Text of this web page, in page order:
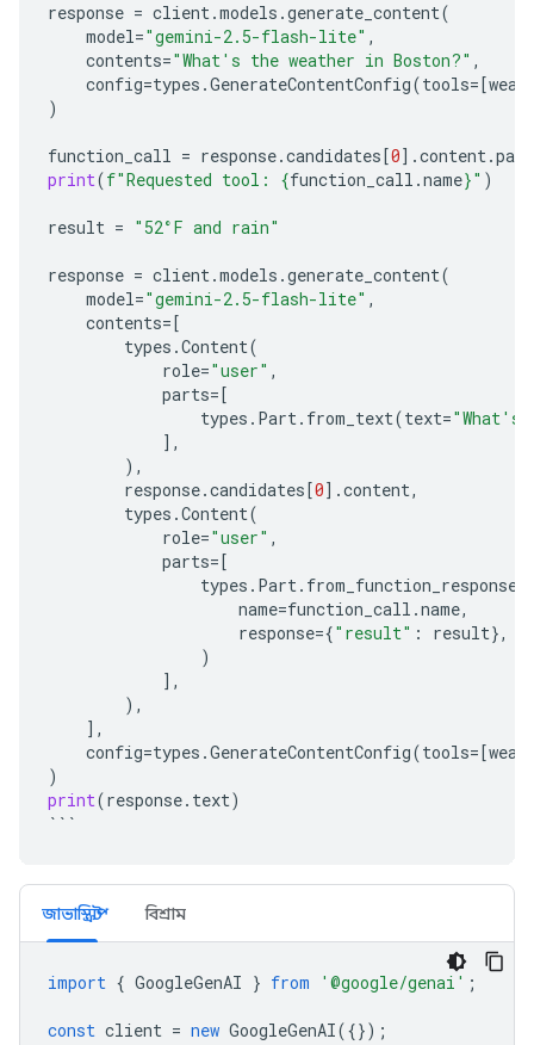
response = client.models .generate_content(
model="gemini-2.5-flash-lite" ,
contents="What's the weather in Boston?" ,
config=types .GenerateContentConfig(tools=[
)
function_call = response.candidates[0] .content.
print(f"Requested tool: {function_call .name}" )
result = "52°F and rain"
response = client.models .generate_content(
model="gemini-2.5-flash-lite" ,
contents=[
types .Content(
role="user" ,
parts=[
types . Part. from_text(text="What's
],
),
response.candidates[0] .content,
types .Content(
role="user" ,
parts=[
types . Part. from_function_response
name=function_call .name,
response={"result" : result},
)
],
),
],
config=types .GenerateContentConfig(tools=[
)
print(response. text)
```
জাভাস্ক্রিপ্ট বিশ্রাম
import { GoogleGenAI } from '@google/genai' ;
const client = new GoogleGenAI({});